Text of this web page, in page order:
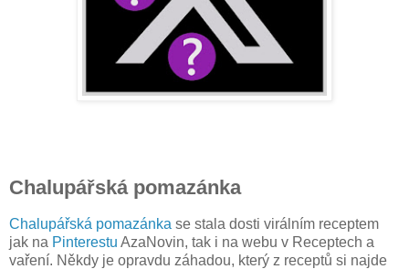
Chalupářská pomazánka
Chalupářská pomazánka se stala dosti virálním receptem
jak na Pinterestu AzaNovin, tak i na webu v Receptech a
vaření. Někdy je opravdu záhadou, který z receptů si najde